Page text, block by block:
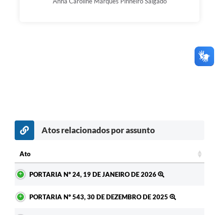
Atos relacionados por assunto
Ato
PORTARIA Nº 24, 19 DE JANEIRO DE 2026
PORTARIA Nº 543, 30 DE DEZEMBRO DE 2025